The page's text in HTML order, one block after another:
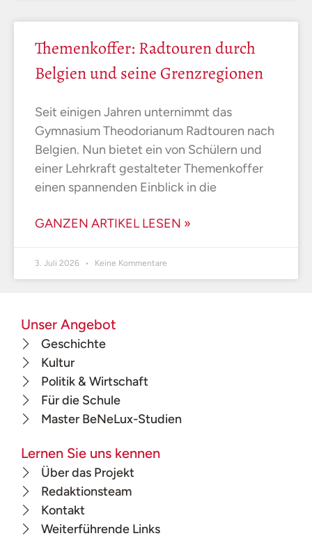
Themenkoffer: Radtouren durch
Belgien und seine Grenzregionen
Seit einigen Jahren unternimmt das
Gymnasium Theodorianum Radtouren nach
Belgien. Nun bietet ein von Schülern und
einer Lehrkraft gestalteter Themenkoffer
einen spannenden Einblick in die
GANZEN ARTIKEL LESEN »
3. Juli 2026 Keine Kommentare
Unser Angebot
Geschichte
Kultur
Politik & Wirtschaft
Für die Schule
Master BeNeLux-Studien
Lernen Sie uns kennen
Über das Projekt
Redaktionsteam
Kontakt
Weiterführende Links